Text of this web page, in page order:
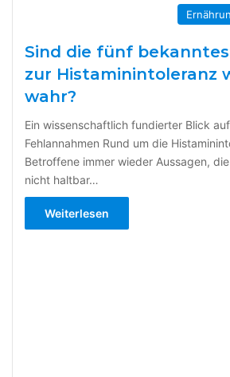
Sind die fünf
zur Histaminintoleranz
wahr?
Ein wissenschaftlich fundierter Blick
Fehlannahmen Rund um die
Betroffene immer wieder Aussagen,
nicht haltbar…
Weiterlesen